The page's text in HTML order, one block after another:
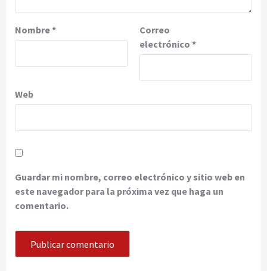
Nombre*
Correo
electrónico *
Web
Guardar mi nombre, correo electrónico y sitio web en
este navegador para la próxima vez que haga un
comentario.